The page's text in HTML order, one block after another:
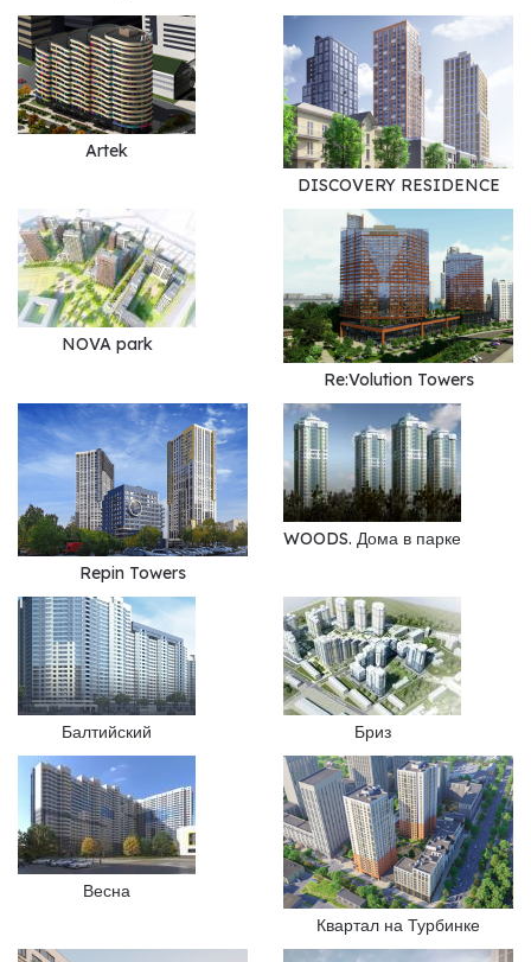
Artek
DISCOVERY RESIDENCE
NOVA park
Re:Volution Towers
Repin Towers
WOODS. Дома в парке
Балтийский Бриз
Весна
Квартал на Турбинке